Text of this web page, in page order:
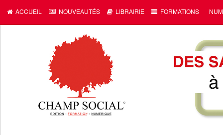
ACCUEIL NOUVEAUTÉS LIBRAIRIE FORMATIONS